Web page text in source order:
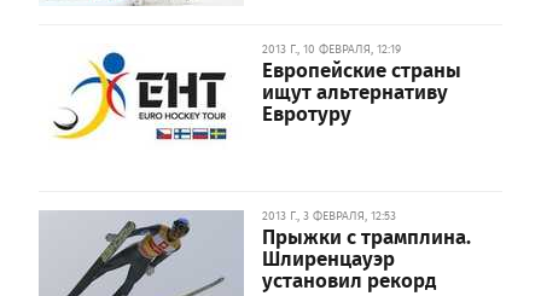
2013 Г., 10 ФЕВРАЛЯ, 12:19
Европейские страны
ищут альтернативу
Евротуру
2013 Г., 3 ФЕВРАЛЯ, 12:53
Прыжки с трамплина.
Шлиренцауэр
установил рекорд